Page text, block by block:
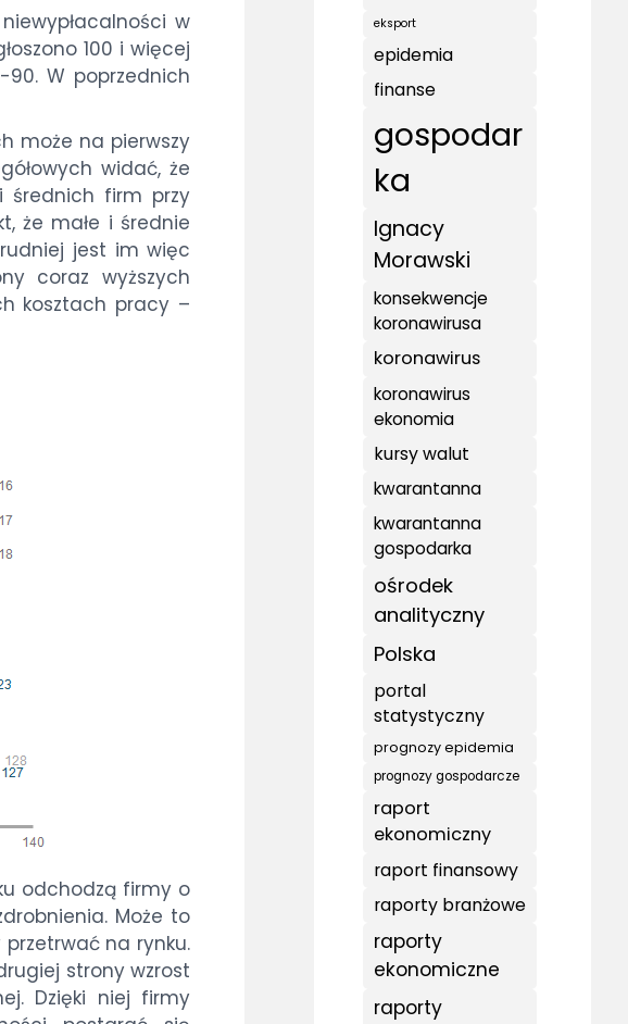
w
100 i więcej
W poprzednich
może na pierwszy
widać, że
średnich firm przy
że małe i średnie
jest im więc
coraz wyższych
kosztach pracy –
odchodzą firmy o
Może to
na rynku.
strony wzrost
Dzięki niej firmy
eksport
epidemia
finanse
gospodar
ka
Ignacy
Morawski
konsekwencje
koronawirusa
koronawirus
koronawirus
ekonomia
kursy walut
kwarantanna
kwarantanna
gospodarka
ośrodek
analityczny
Polska
portal
statystyczny
prognozy epidemia
prognozy gospodarcze
raport
ekonomiczny
raport finansowy
raporty branżowe
raporty
ekonomiczne
raporty